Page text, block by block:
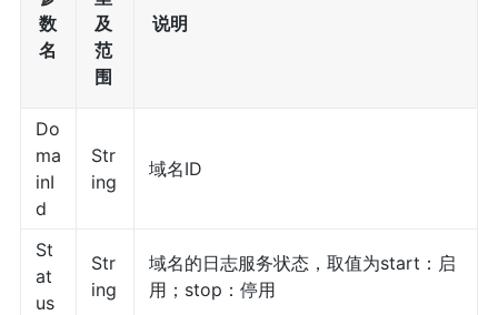
数
名
及
范
围
说明
Do
ma
inI
d
Str
ing
域名ID
St
at
us
Str
ing
域名的日志服务状态，取值为start：启
用；stop：停用